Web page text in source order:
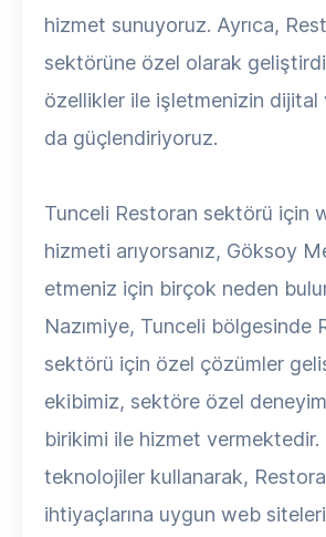
hizmet sunuyoruz. Ayrıca,
sektörüne özel olarak
özellikler ile işletmenizin dijital
da güçlendiriyoruz.
Tunceli Restoran sektörü için
hizmeti arıyorsanız, Göksoy
etmeniz için birçok neden
Nazımiye, Tunceli bölgesinde
sektörü için özel çözümler
ekibimiz, sektöre özel
birikimi ile hizmet vermektedir.
teknolojiler kullanarak,
ihtiyaçlarına uygun web